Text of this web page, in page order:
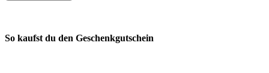
So kaufst du den Geschenkgutschein